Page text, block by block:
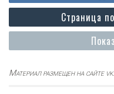
Страница
Материал размещен на сайте